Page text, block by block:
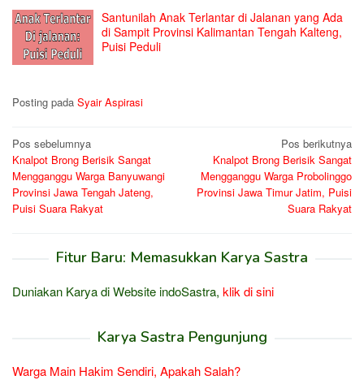
Santunilah Anak Terlantar di Jalanan yang Ada
di Sampit Provinsi Kalimantan Tengah Kalteng,
Puisi Peduli
Posting pada Syair Aspirasi
Navigasi
pos
Pos sebelumnya
Knalpot Brong Berisik Sangat
Mengganggu Warga Banyuwangi
Provinsi Jawa Tengah Jateng,
Puisi Suara Rakyat
Pos berikutnya
Knalpot Brong Berisik Sangat
Mengganggu Warga Probolinggo
Provinsi Jawa Timur Jatim, Puisi
Suara Rakyat
Fitur Baru: Memasukkan Karya Sastra
Duniakan Karya di Website indoSastra, klik di sini
Karya Sastra Pengunjung
Warga Main Hakim Sendiri, Apakah Salah?